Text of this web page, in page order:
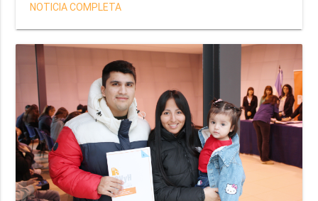
NOTICIA COMPLETA